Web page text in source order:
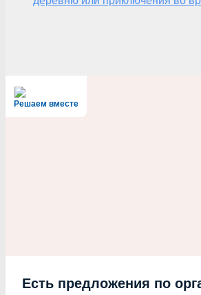
Решаем вместе
Есть предложения по